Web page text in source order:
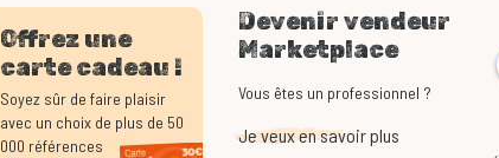
Offrez une
carte cadeau !
Soyez sûr de faire plaisir
avec un choix de plus de 50
000 références
Devenir vendeur
Marketplace
Vous êtes un professionnel ?
Je veux en savoir plus